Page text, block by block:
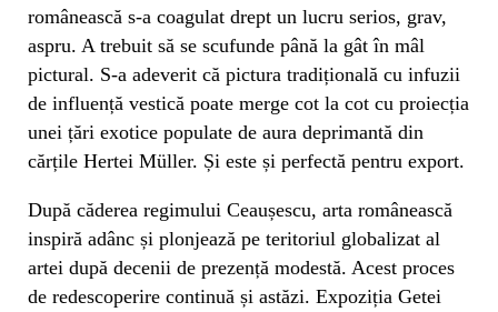
românească s-a coagulat drept un lucru serios, grav,
aspru. A trebuit să se scufunde până la gât în mâl
pictural. S-a adeverit că pictura tradițională cu infuzii
de influență vestică poate merge cot la cot cu proiecția
unei țări exotice populate de aura deprimantă din
cărțile Hertei Müller. Și este și perfectă pentru export.
După căderea regimului Ceaușescu, arta românească
inspiră adânc și plonjează pe teritoriul globalizat al
artei după decenii de prezență modestă. Acest proces
de redescoperire continuă și astăzi. Expoziția Getei